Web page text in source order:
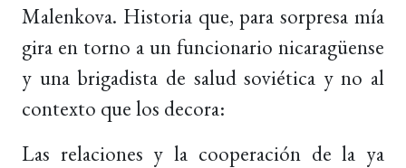
Malenkova. Historia que, para sorpresa mía
gira en torno a un funcionario nicaragüense
y una brigadista de salud soviética y no al
contexto que los decora:
Las relaciones y la cooperación de la ya